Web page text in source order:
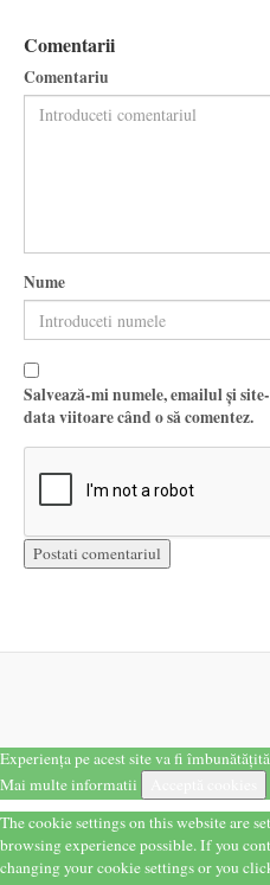
Comentarii
Comentariu
Nume
Salvează-mi numele, emailul și
data viitoare când o să comentez.
Experiența pe acest site va fi
Mai multe informatii
The cookie settings on this website are
browsing experience possible. If you
changing your cookie settings or you